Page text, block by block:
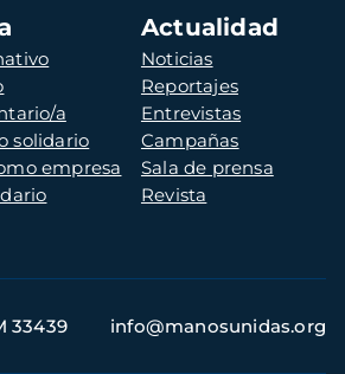
a
solidario
empresa
Actualidad
Noticias
Reportajes
Entrevistas
Campañas
Sala de prensa
Revista
33439 info@manosunidas.org